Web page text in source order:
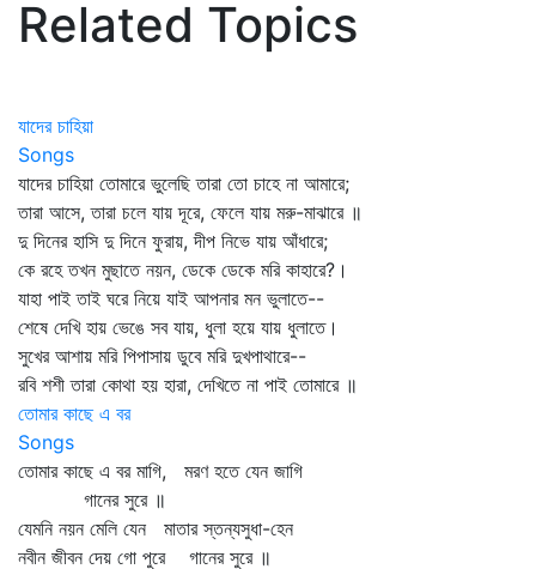
Related Topics
যাদের চাহিয়া
Songs
যাদের চাহিয়া তোমারে ভুলেছি তারা তো চাহে না আমারে;
তারা আসে, তারা চলে যায় দূরে, ফেলে যায় মরু-মাঝারে ॥
দু দিনের হাসি দু দিনে ফুরায়, দীপ নিভে যায় আঁধারে;
কে রহে তখন মুছাতে নয়ন, ডেকে ডেকে মরি কাহারে?।
যাহা পাই তাই ঘরে নিয়ে যাই আপনার মন ভুলাতে--
শেষে দেখি হায় ভেঙে সব যায়, ধুলা হয়ে যায় ধুলাতে।
সুখের আশায় মরি পিপাসায় ডুবে মরি দুখপাথারে--
রবি শশী তারা কোথা হয় হারা, দেখিতে না পাই তোমারে ॥
তোমার কাছে এ বর
Songs
তোমার কাছে এ বর মাগি, মরণ হতে যেন জাগি
গানের সুরে ॥
যেমনি নয়ন মেলি যেন মাতার স্তন্যসুধা-হেন
নবীন জীবন দেয় গো পুরে গানের সুরে ॥